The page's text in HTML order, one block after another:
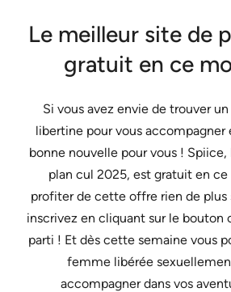
Le meilleur site de
gratuit en ce
Si vous avez envie de trouver
libertine pour vous accompagner
bonne nouvelle pour vous !
plan cul 2025, est gratuit en
profiter de cette offre rien de plus
inscrivez en cliquant sur le bouton
parti ! Et dès cette semaine vous
femme libérée
accompagner dans vos